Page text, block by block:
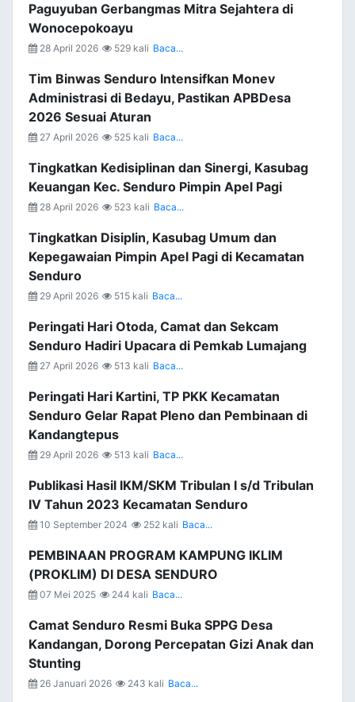
Paguyuban Gerbangmas Mitra Sejahtera di
Wonocepokoayu
28 April 2026 529 kali Baca...
Tim Binwas Senduro Intensifkan Monev
Administrasi di Bedayu, Pastikan APBDesa
2026 Sesuai Aturan
27 April 2026 525 kali Baca...
Tingkatkan Kedisiplinan dan Sinergi, Kasubag
Keuangan Kec. Senduro Pimpin Apel Pagi
28 April 2026 523 kali Baca...
Tingkatkan Disiplin, Kasubag Umum dan
Kepegawaian Pimpin Apel Pagi di Kecamatan
Senduro
29 April 2026 515 kali Baca...
Peringati Hari Otoda, Camat dan Sekcam
Senduro Hadiri Upacara di Pemkab Lumajang
27 April 2026 513 kali Baca...
Peringati Hari Kartini, TP PKK Kecamatan
Senduro Gelar Rapat Pleno dan Pembinaan di
Kandangtepus
29 April 2026 513 kali Baca...
Publikasi Hasil IKM/SKM Tribulan I s/d Tribulan
IV Tahun 2023 Kecamatan Senduro
10 September 2024 252 kali Baca...
PEMBINAAN PROGRAM KAMPUNG IKLIM
(PROKLIM) DI DESA SENDURO
07 Mei 2025 244 kali Baca...
Camat Senduro Resmi Buka SPPG Desa
Kandangan, Dorong Percepatan Gizi Anak dan
Stunting
26 Januari 2026 243 kali Baca...